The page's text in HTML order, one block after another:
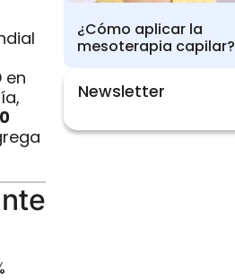
en
¿Cómo aplicar la
mesoterapia capilar?
Newsletter